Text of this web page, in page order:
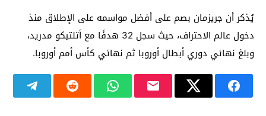
يُذكر أن جريزمان بصم على أفضل مواسمه على الإطلاق منذ
دخول عالم الاحتراف، حيث سجل 32 هدفًا مع أتلتيكو مدريد،
وبلغ نهائي دوري أبطال أوروبا ثم نهائي كأس أمم أوروبا.